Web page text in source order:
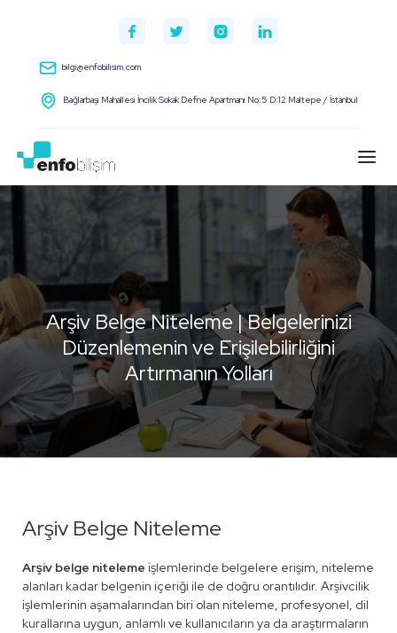
bilgi@enfobilisim.com
Bağlarbaşı Mahallesi İncilik Sokak Defne Apartmanı No:5 D:12 Maltepe / İstanbul
Arşiv Belge Niteleme | Belgelerinizi
Düzenlemenin ve Erişilebilirliğini
Artırmanın Yolları
Arşiv Belge Niteleme
Arşiv belge niteleme işlemlerinde belgelere erişim, niteleme
alanları kadar belgenin içeriği ile de doğru orantılıdır. Arşivcilik
işlemlerinin aşamalarından biri olan niteleme, profesyonel, dil
kurallarına uygun, anlamlı ve kullanıcıların ya da araştırmaların